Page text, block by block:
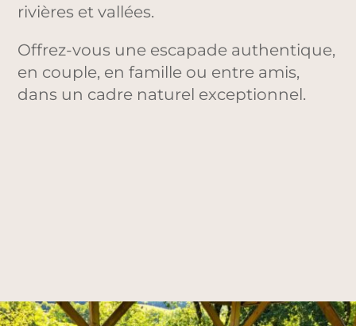
rivières et vallées.
Offrez-vous une escapade authentique,
en couple, en famille ou entre amis,
dans un cadre naturel exceptionnel.